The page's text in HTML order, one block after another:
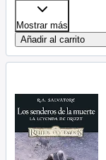
Mostrar más
Añadir al carrito